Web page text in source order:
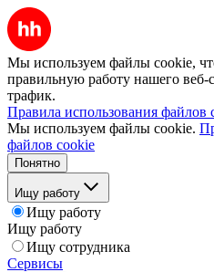
Мы используем файлы cookie,
правильную работу нашего веб-
трафик.
Правила использования файлов
Мы используем файлы cookie.
файлов cookie
Понятно
Ищу работу
Ищу работу
Ищу работу
Ищу сотрудника
Сервисы